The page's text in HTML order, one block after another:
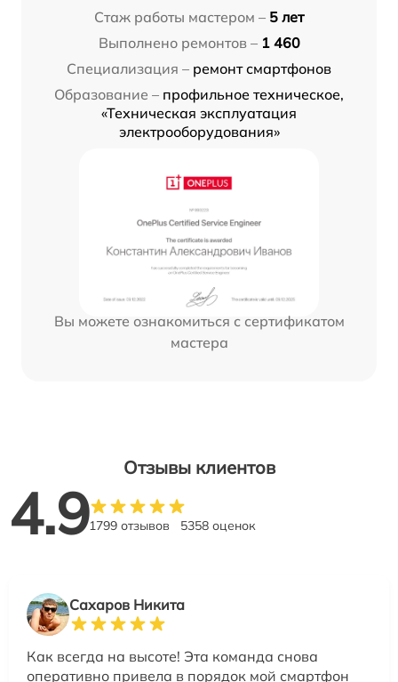
Стаж работы мастером – 5 лет
Выполнено ремонтов – 1 460
Специализация – ремонт смартфонов
Образование – профильное техническое,
«Техническая эксплуатация
электрооборудования»
Вы можете ознакомиться с сертификатом
мастера
Отзывы клиентов
4.91799 отзывов 5358 оценок
Сахаров Никита
Как всегда на высоте! Эта команда снова
оперативно привела в порядок мой смартфон